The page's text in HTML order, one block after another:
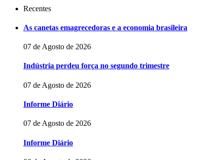
Recentes
As canetas emagrecedoras e a economia brasileira
07 de Agosto de 2026
Indústria perdeu força no segundo trimestre
07 de Agosto de 2026
Informe Diário
07 de Agosto de 2026
Informe Diário